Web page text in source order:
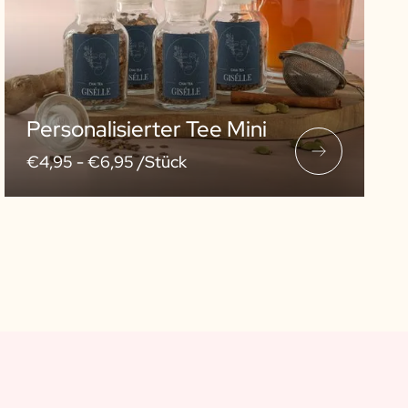
Personalisierter Tee Mini
€4,95 -€6,95 /Stück